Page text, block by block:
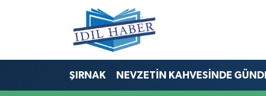
ŞIRNAK NEVZETİN KAHVESİNDE
Nöbetçi Eczaneler
Hava Durumu